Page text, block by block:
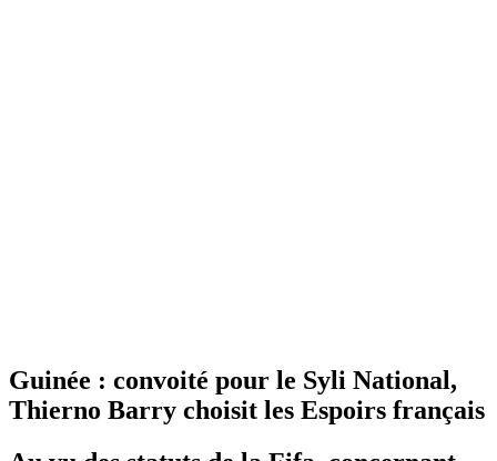
Guinée : convoité pour le Syli National,
Thierno Barry choisit les Espoirs français